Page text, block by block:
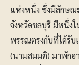
แห่งหนึ่ง ซึ่งมีลักษณ
จังหวัดชลบุรี มีหนึ่ง
พรรณตรงกับที่ได้รับ
(นามสมมติ) มาพักอ